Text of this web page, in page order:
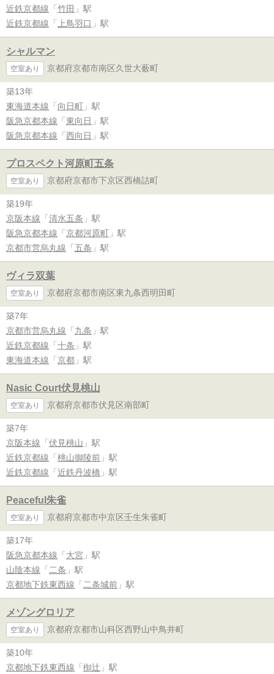
近鉄京都線 「 竹田 」駅
近鉄京都線 「 上鳥羽口 」駅
シャルマン
空室あり 京都府京都市南区久世大薮町
築13年
東海道本線 「 向日町 」駅
阪急京都本線 「 東向日 」駅
阪急京都本線 「 西向日 」駅
プロスペクト河原町五条
空室あり 京都府京都市下京区西橋詰町
築19年
京阪本線 「 清水五条 」駅
阪急京都本線 「 京都河原町 」駅
京都市営烏丸線 「 五条 」駅
ヴィラ双葉
空室あり 京都府京都市南区東九条西明田町
築7年
京都市営烏丸線 「 九条 」駅
近鉄京都線 「 十条 」駅
東海道本線 「 京都 」駅
Nasic Court伏見桃山
空室あり 京都府京都市伏見区南部町
築7年
京阪本線 「 伏見桃山 」駅
近鉄京都線 「 桃山御陵前 」駅
近鉄京都線 「 近鉄丹波橋 」駅
Peaceful朱雀
空室あり 京都府京都市中京区壬生朱雀町
築17年
阪急京都本線 「 大宮 」駅
山陰本線 「 二条 」駅
京都地下鉄東西線 「 二条城前 」駅
メゾングロリア
空室あり 京都府京都市山科区西野山中鳥井町
築10年
京都地下鉄東西線 「 椥辻 」駅